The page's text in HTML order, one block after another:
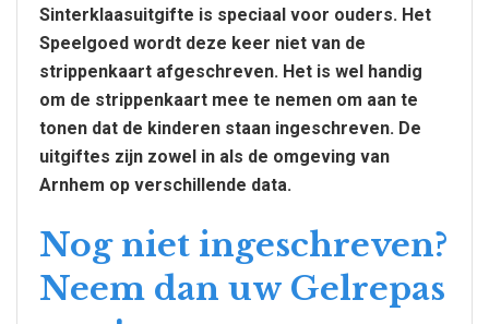
Sinterklaasuitgifte is speciaal voor ouders. Het
Speelgoed wordt deze keer niet van de
strippenkaart afgeschreven. Het is wel handig
om de strippenkaart mee te nemen om aan te
tonen dat de kinderen staan ingeschreven. De
uitgiftes zijn zowel in als de omgeving van
Arnhem op verschillende data.
Nog niet ingeschreven?
Neem dan uw Gelrepas